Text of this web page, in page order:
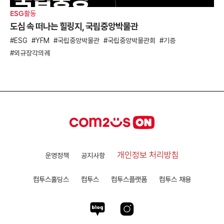
ESG활동
도심 속 떠나는 힐링지, 국립중앙박물관
ESG YFM 국립중앙박물관 국립중앙박물관회
기증
외규장각의궤
운영정책 공지사항 개인정보 처리방침
컴투스홀딩스 컴투스 컴투스플랫폼 컴투스 채용